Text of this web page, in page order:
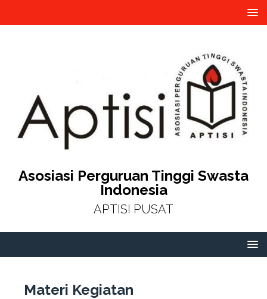
Asosiasi Perguruan Tinggi Swasta
Indonesia
APTISI PUSAT
Materi Kegiatan